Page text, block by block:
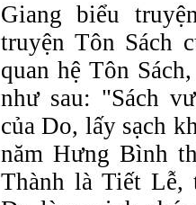
Giang biểu
truyện Tôn Sách
quan hệ Tôn
như sau: "Sách
của Do, lấy sạch
năm Hưng Bình
Thành là Tiết Lễ,